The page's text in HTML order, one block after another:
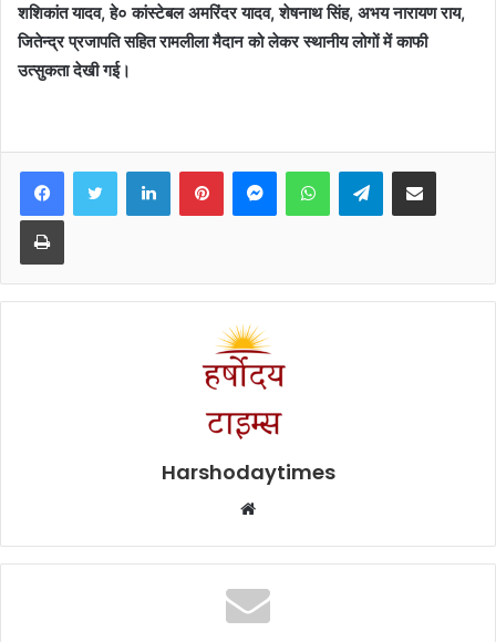
शशिकांत यादव, हे० कांस्टेबल अमरिंदर यादव, शेषनाथ सिंह, अभय नारायण राय,
जितेन्द्र प्रजापति सहित रामलीला मैदान को लेकर स्थानीय लोगों में काफी
उत्सुकता देखी गई।
FacebookTwitter LinkedInPinterestMessengerWhatsAppTelegramShare via Email
Print
Harshodaytimes
Website